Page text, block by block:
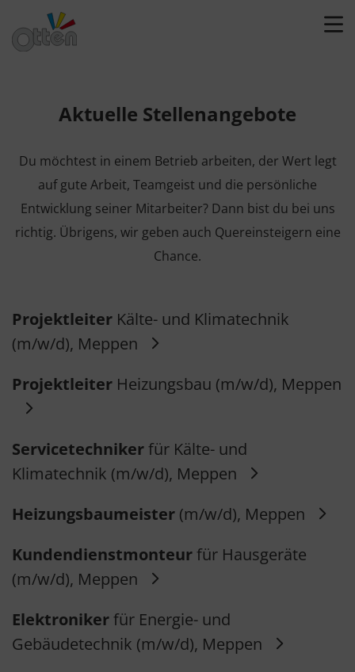
Aktuelle Stellenangebote
Du möchtest in einem Betrieb arbeiten, der Wert legt
auf gute Arbeit, Teamgeist und die persönliche
Entwicklung seiner Mitarbeiter? Dann bist du bei uns
richtig. Übrigens, wir geben auch Quereinsteigern eine
Chance.
Projektleiter Kälte- und Klimatechnik
(m/w/d), Meppen
Projektleiter Heizungsbau (m/w/d), Meppen
Servicetechnikerfür Kälte- und
Klimatechnik (m/w/d), Meppen
Heizungsbaumeister (m/w/d), Meppen
Kundendienstmonteurfür Hausgeräte
(m/w/d), Meppen
Elektronikerfür Energie- und
Gebäudetechnik (m/w/d), Meppen